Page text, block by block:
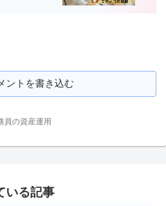
ントを書き込む
員の資産運用
いる記事